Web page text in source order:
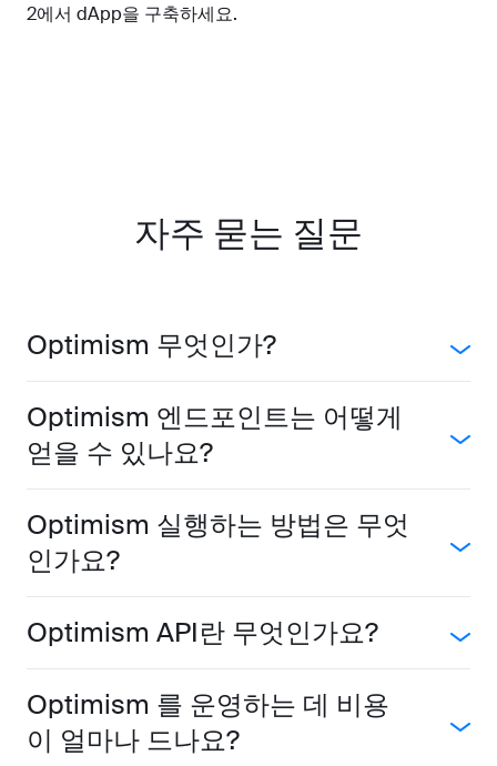
2에서 dApp을 구축하세요.
자주 묻는 질문
Optimism 무엇인가?
Optimism 엔드포인트는 어떻게
얻을 수 있나요?
Optimism 실행하는 방법은 무엇
인가요?
Optimism API란 무엇인가요?
Optimism 를 운영하는 데 비용
이 얼마나 드나요?